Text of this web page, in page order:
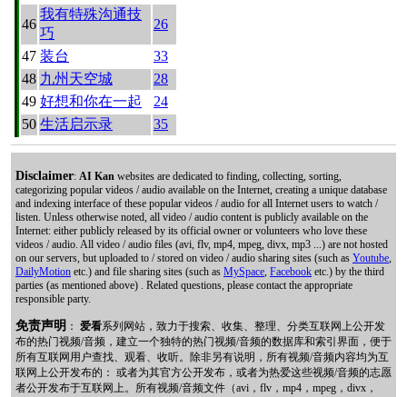
46
我有特殊沟通技
巧
26
47 装台
33
48 九州天空城
28
49 好想和你在一起
24
50 生活启示录 35
Disclaimer: AI Kan websites are dedicated to finding, collecting, sorting,
categorizing popular videos / audio available on the Internet, creating a unique database
and indexing interface of these popular videos / audio for all Internet users to watch /
listen. Unless otherwise noted, all video / audio content is publicly available on the
Internet: either publicly released by its official owner or volunteers who love these
videos / audio. All video / audio files (avi, flv, mp4, mpeg, divx, mp3 ...) are not hosted
on our servers, but uploaded to / stored on video / audio sharing sites (such as Youtube
DailyMotion etc.) and file sharing sites (such as MySpace Facebook etc.) by the third
parties (as mentioned above) . Related questions, please contact the appropriate
responsible party.
免责声明 ： 爱看系列网站，致力于搜索、收集、整理、分类互联网上公开发
布的热门视频/音频，建立一个独特的热门视频/音频的数据库和索引界面，便于
所有互联网用户查找、观看、收听。除非另有说明，所有视频/音频内容均为互
联网上公开发布的： 或者为其官方公开发布，或者为热爱这些视频/音频的志愿
者公开发布于互联网上。所有视频/音频文件（avi，flv，mp4，mpeg，divx，